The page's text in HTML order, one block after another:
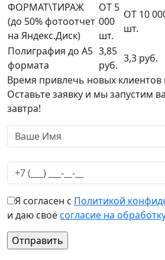
ФОРМАТ\ТИРАЖ
(до 50% фотоотчет
на Яндекс.Диск)
ОТ 5
000
шт.
ОТ 10
шт.
Полиграфия до А5
формата
3,85
руб.
3,3 руб.
Время привлечь новых клиентов
Оставьте заявку и мы запустим
завтра!
Я согласен с Политикой
и даю своёсогласие на